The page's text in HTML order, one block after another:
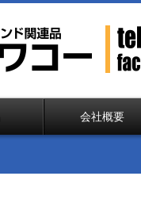
会社概要